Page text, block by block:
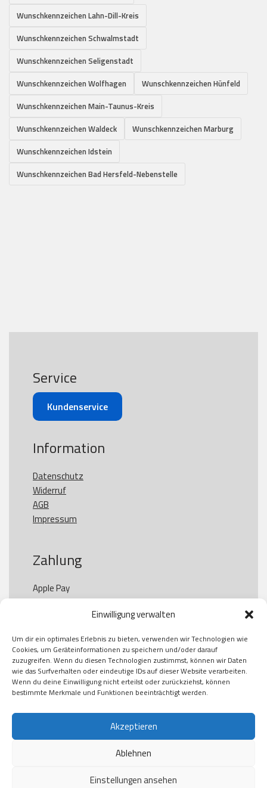
Einwilligung verwalten
Um dir ein optimales Erlebnis zu bieten, verwenden wir Technologien wie
Cookies, um Geräteinformationen zu speichern und/oder darauf
zuzugreifen. Wenn du diesen Technologien zustimmst, können wir Daten
wie das Surfverhalten oder eindeutige IDs auf dieser Website verarbeiten.
Wenn du deine Einwilligung nicht erteilst oder zurückziehst, können
bestimmte Merkmale und Funktionen beeinträchtigt werden.
Akzeptieren
Ablehnen
Einstellungen ansehen
Wunschkennzeichen Lahn-Dill-Kreis
Wunschkennzeichen Schwalmstadt
Wunschkennzeichen Seligenstadt
Wunschkennzeichen Wolfhagen
Wunschkennzeichen Hünfeld
Wunschkennzeichen Main-Taunus-Kreis
Wunschkennzeichen Waldeck
Wunschkennzeichen Marburg
Wunschkennzeichen Idstein
Wunschkennzeichen Bad Hersfeld-Nebenstelle
Service
Kundenservice
Information
Datenschutz
Widerruf
AGB
Impressum
Zahlung
Apple Pay
Paypal
Kauf auf Rechung
Klarna
American Express